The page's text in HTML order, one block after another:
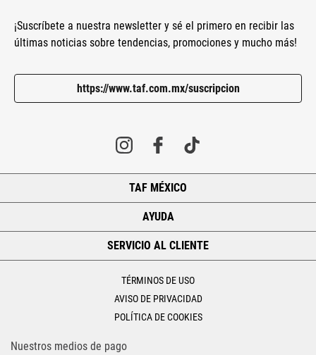
¡Suscríbete a nuestra newsletter y sé el primero en recibir las
últimas noticias sobre tendencias, promociones y mucho más!
https://www.taf.com.mx/suscripcion
TAF MÉXICO
AYUDA
SERVICIO AL CLIENTE
TÉRMINOS DE USO
AVISO DE PRIVACIDAD
POLÍTICA DE COOKIES
Nuestros medios de pago